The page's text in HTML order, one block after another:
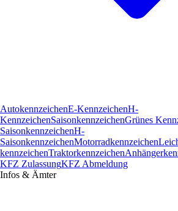
AutokennzeichenE-KennzeichenH-
KennzeichenSaisonkennzeichenGrünes
SaisonkennzeichenH-
SaisonkennzeichenMotorradkennzeichen
kennzeichenTraktorkennzeichen
KFZ ZulassungKFZ Abmeldung
Infos & Ämter